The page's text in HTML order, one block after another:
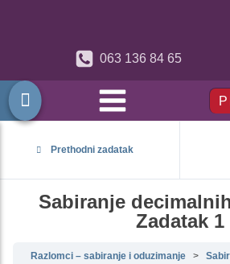
063 136 84 65
Prethodni zadatak
Sabiranje
Zadatak 1
Razlomci – sabiranje i oduzimanje